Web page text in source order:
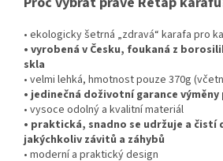
• ekologicky šetrná „zdravá“ karafa pro
• vyrobená v Česku, foukaná z
skla
• velmi lehká, hmotnost pouze 370g
• jedinečná doživotní garance
• vysoce odolný a kvalitní materiál
• praktická, snadno se udržuje a čistí
jakýchkoliv závitů a záhybů
• moderní a praktický design